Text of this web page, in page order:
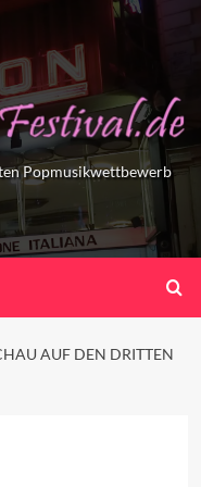
Popmusikwettbewerb
AUF DEN DRITTEN